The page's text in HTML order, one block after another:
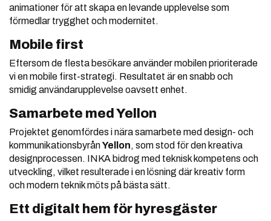
animationer för att skapa en levande upplevelse som
förmedlar trygghet och modernitet.
Mobile first
Eftersom de flesta besökare använder mobilen prioriterade
vi en mobile first-strategi. Resultatet är en snabb och
smidig användarupplevelse oavsett enhet.
Samarbete med Yellon
Projektet genomfördes i nära samarbete med design- och
kommunikationsbyrånYellon, som stod för den kreativa
designprocessen. INKA bidrog med teknisk kompetens och
utveckling, vilket resulterade i en lösning där kreativ form
och modern teknik möts på bästa sätt.
Ett digitalt hem för hyresgäster